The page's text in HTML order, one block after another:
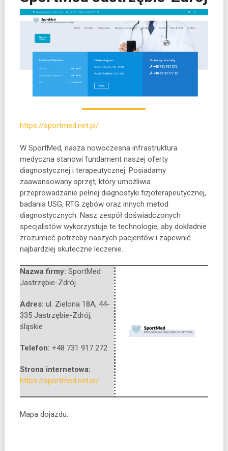
https://sportmed.net.pl/
W SportMed, nasza nowoczesna infrastruktura
medyczna stanowi fundament naszej oferty
diagnostycznej i terapeutycznej. Posiadamy
zaawansowany sprzęt, który umożliwia
przeprowadzanie pełnej diagnostyki fizjoterapeutycznej,
badania USG, RTG zębów oraz innych metod
diagnostycznych. Nasz zespół doświadczonych
specjalistów wykorzystuje te technologie, aby dokładnie
zrozumieć potrzeby naszych pacjentów i zapewnić
najbardziej skuteczne leczenie.
Nazwa firmy: SportMed
Jastrzębie-Zdrój
Adres: ul. Zielona 18A, 44-
335 Jastrzębie-Zdrój,
śląskie
Telefon: +48 731 917 272
Strona internetowa:
https://sportmed.net.pl/
Mapa dojazdu: